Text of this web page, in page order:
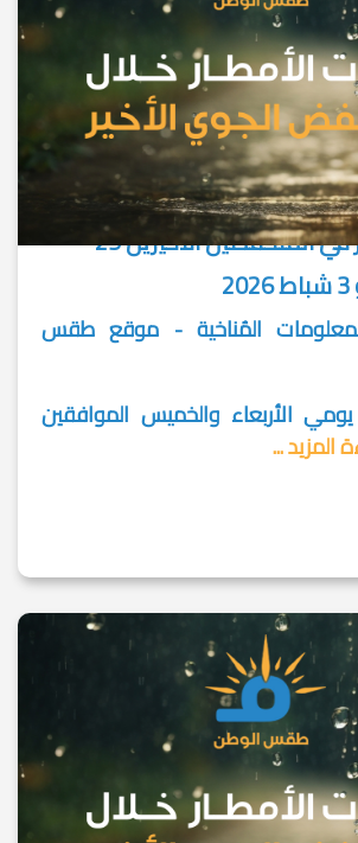
كميات الأمطار في المنخفضين الأخيرين 29
المُناخية - موقع طقس
الأربعاء والخميس الموافقين
المزيد ...